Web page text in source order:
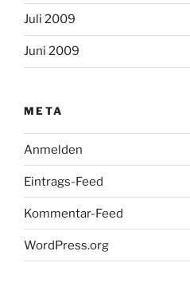
Juli 2009
Juni 2009
META
Anmelden
Eintrags-Feed
Kommentar-Feed
WordPress.org